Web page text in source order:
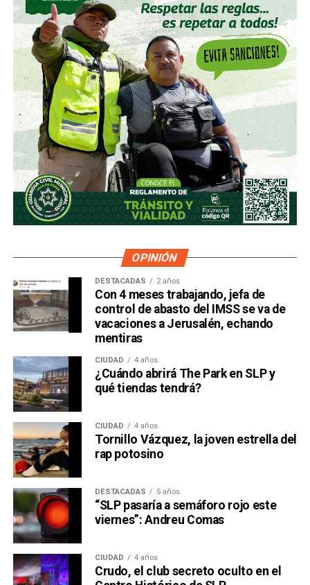
vez se conviertan las obligaciones que compró, lo
que lo convertiría en el mayor accionista individual de
la compañía.
Esa conversión todavía no ocurre: se proyecta para 2027.
Azcárraga ha reducido considerablemente sus acciones
de la compañía, aunque conserva (vía un fideicomiso
familiar y una clase especial de acciones) el control formal
del voto de la empresa, independientemente de cuánto
capital tenga cada quien. En resumidas cuentas, aunque
Emilio Azcárraga tiene el poder de decisión,el mismo
financiero que reparte el control de El Realito con los
dos hombres más poderosos de Televisa está, al
mismo tiempo, camino a convertirse en el mayor
David Martínez es apodado coloquialmente como “
Fantasma de Wall Street
inmenso en Latinoamérica, especialmente en Argentina,
donde ha servido como negociador para la deuda nacional
y en 2017, fue considerado por Forbes como el hombre
más rico de dicho país. El regiomontano tiene un historial
dificultades financieras a partir de deuda: lo hizo con la
textilera CYDSA en los años 90, con la vidriera Vitro entre
OPINIÓN
DESTACADAS 2 años
Con 4 meses trabajando, jefa de
control de abasto del IMSS se va de
vacaciones a Jerusalén, echando
mentiras
CIUDAD 4 años
¿Cuándo abrirá The Park en SLP y
qué tiendas tendrá?
CIUDAD 4 años
Tornillo Vázquez, la joven estrella del
rap potosino
DESTACADAS 5 años
“SLP pasaría a semáforo rojo este
viernes”: Andreu Comas
CIUDAD 4 años
Crudo, el club secreto oculto en el